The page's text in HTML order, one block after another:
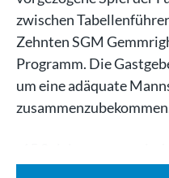
zwischen
Zehnten SGM
Programm. Die
um eine adäquate